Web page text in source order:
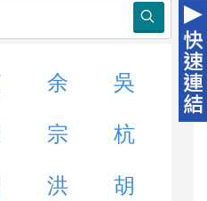
余 吳
宗 杭
洪 胡